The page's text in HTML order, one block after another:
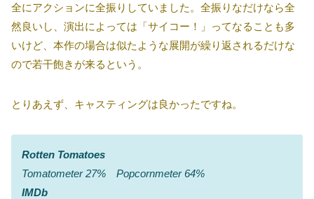
全にアクションに全振りしていました。全振りなだけなら全
然良いし、演出によっては「サイコー！」ってなることも多
いけど、本作の場合は似たような展開が繰り返されるだけな
ので若干飽きが来るという。
とりあえず、キャスティングは良かったですね。
Rotten Tomatoes
Tomatometer 27% Popcornmeter 64%
IMDb